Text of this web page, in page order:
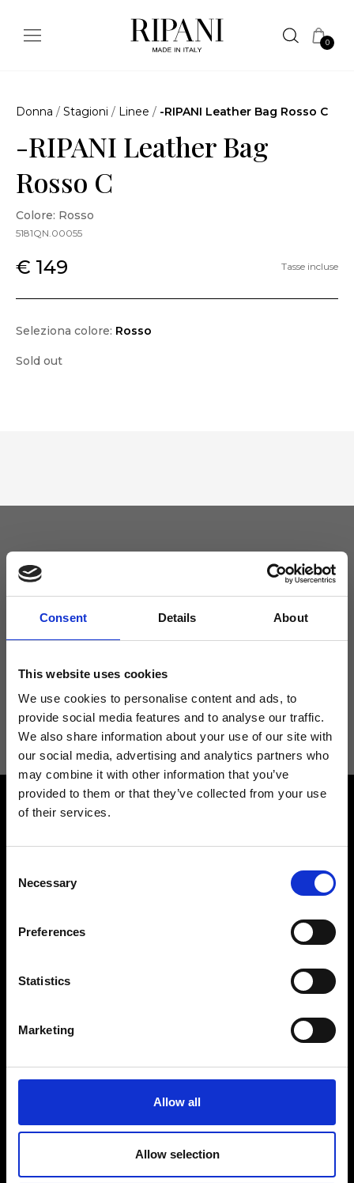
Consent Details About
This website uses cookies
We use cookies to personalise content and ads, to
provide social media features and to analyse our traffic.
We also share information about your use of our site with
our social media, advertising and analytics partners who
may combine it with other information that you’ve
provided to them or that they’ve collected from your use
of their services.
Selection
Necessary
Preferences
Statistics
Marketing
Allow all
Allow selection
0
Donna / Stagioni / Linee / -RIPANI Leather Bag Rosso C
-RIPANI Leather Bag
Rosso C
Colore: Rosso
5181QN.00055
€ 149 Tasse incluse
Seleziona colore: Rosso
Sold out
Tieniti aggiornato
Non perdere le novità di Ripani, iscriviti alla newsletter!
Acconsento a ricevere novità e promo da Ripani. Per maggiori
informazioni consulta laPrivacy Policy.
Trova il tuo negozio Ripani
Rispondiamo a tutte le tue
Mondo Ripani
Mondo Ripani